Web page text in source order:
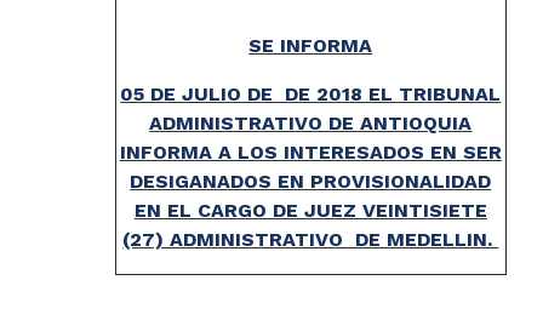
SE INFORMA
05 DE JULIO DE DE 2018 EL TRIBUNAL
ADMINISTRATIVO DE ANTIOQUIA
INFORMA A LOS INTERESADOS EN SER
DESIGANADOS EN PROVISIONALIDAD
EN EL CARGO DE JUEZ VEINTISIETE
(27) ADMINISTRATIVO DE MEDELLIN.